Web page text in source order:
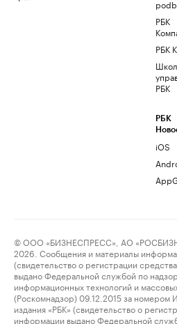
РБК
РБК
РБК
РБК
iOS
© ООО «БИЗНЕСПРЕСС», АО
2026. Сообщения и материалы
(свидетельство о регистрации
выдано Федеральной службой по
информационных технологий и
(Роскомнадзор) 09.12.2015 за
издания «РБК» (свидетельство о
информации выдано Федеральной